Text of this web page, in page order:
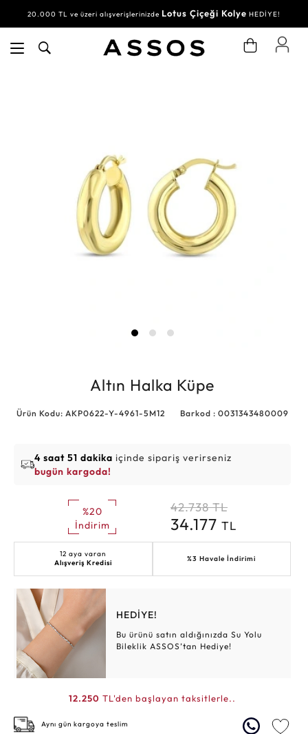
20.000 TL ve üzeri alışverişlerinizde Lotus Çiçeği Kolye HEDİYE!
Altın Halka Küpe
Ürün Kodu: AKP0622-Y-4961-5M12 Barkod : 0031343480009
4 saat 51 dakika içinde sipariş verirseniz
bugün kargoda!
%20
İndirim
42.738 TL
34.177 TL
12 aya varan
Alışveriş Kredisi
%3 Havale İndirimi
HEDİYE!
Bu ürünü satın aldığınızda Su Yolu
Bileklik ASSOS’tan Hediye!
12.250 TL'den başlayan taksitlerle..
Aynı gün kargoya teslim